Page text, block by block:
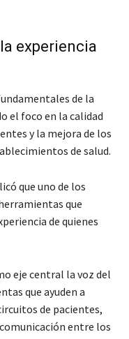
experiencia
de la
el foco en la calidad
y la mejora de los
de salud.
que uno de los
que
de quienes
eje central la voz del
que ayuden a
de pacientes,
entre los